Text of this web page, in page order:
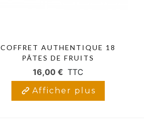
COFFRET AUTHENTIQUE 18
PÂTES DE FRUITS
16,00 € TTC
Afficher plus